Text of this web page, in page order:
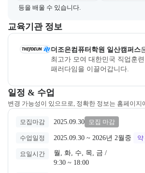
등을 배울 수 있습니다.
이 섹션에서는 부트캠프를 운영하거나 주관
교육기관 정보
더조은컴퓨터학원 일산캠퍼스은(는) 본
더조은컴퓨터학원 일산캠퍼스
최고가 모여 대한민국 직업훈
패러다임을 이끌어갑니다.
일정 & 수업
변경 가능성이 있으므로, 정확한 정보는 홈페이지
교육과정 일정과 모집 상태에 따른 안내를 제
모집마감 2025.09.30 모집 마감
수업일정 2025.09.30 ~ 2026년 2월중 약
요일시간
월, 화, 수, 목, 금 /
9:30 ~ 18:00